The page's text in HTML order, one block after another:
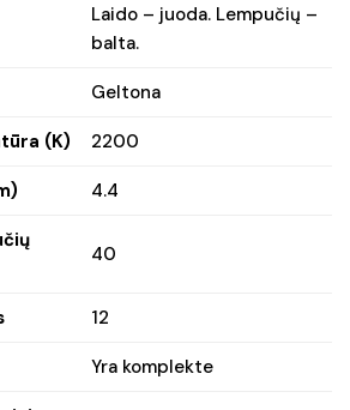
Laido – juoda. Lempučių –
balta.
Geltona
(K) 2200
4.4
40
12
Yra komplekte